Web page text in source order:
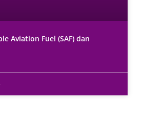
Aviation Fuel (SAF) dan